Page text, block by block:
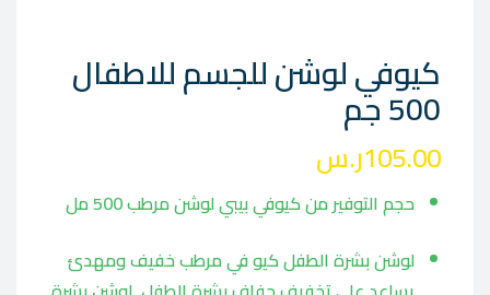
كيوفي لوشن للجسم للاطفال
500 جم
105.00ر.س
حجم التوفير من كيوفي بيبي لوشن مرطب 500 مل
لوشن بشرة الطفل كيو في مرطب خفيف ومهدئ